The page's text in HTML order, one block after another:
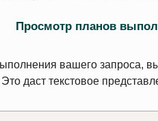
Просмотр планов
вашего запроса,
даст текстовое